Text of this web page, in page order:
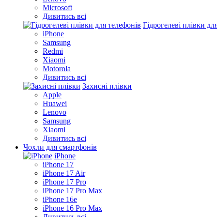
Microsoft
Дивитись всі
Гідрогелеві плівки
iPhone
Samsung
Redmi
Xiaomi
Motorola
Дивитись всі
Захисні плівки
Apple
Huawei
Lenovo
Samsung
Xiaomi
Дивитись всі
Чохли для смартфонів
iPhone
iPhone 17
iPhone 17 Air
iPhone 17 Pro
iPhone 17 Pro Max
iPhone 16e
iPhone 16 Pro Max